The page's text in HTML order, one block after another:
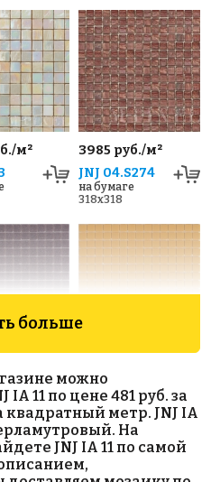
м²
3985 руб./м²
JNJ 04.S274
на бумаге
318x318
AKB087
на бумаге
327x327
больше
можно
11 по цене 481 руб. за
квадратный метр. JNJ IA
На
JNJ IA 11 по самой